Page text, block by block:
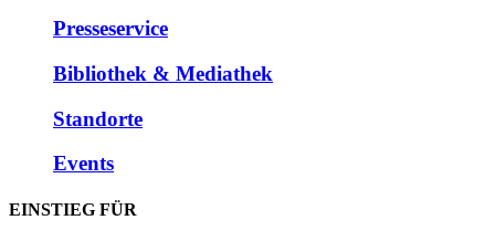
Presseservice
Bibliothek & Mediathek
Standorte
Events
EINSTIEG FÜR